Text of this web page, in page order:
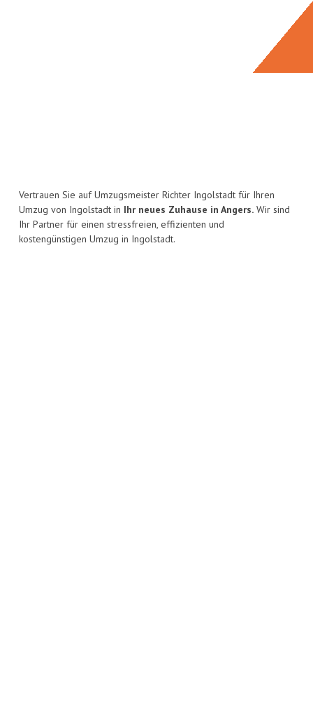
Vertrauen Sie auf Umzugsmeister Richter Ingolstadt für Ihren
Umzug von Ingolstadt in Ihr neues Zuhause in Angers. Wir sind
Ihr Partner für einen stressfreien, effizienten und
kostengünstigen Umzug in Ingolstadt.